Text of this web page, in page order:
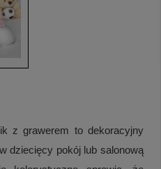
z grawerem to dekoracyjny
dziecięcy pokój lub salonową